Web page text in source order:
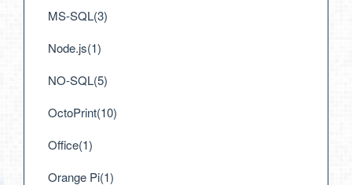
MS-SQL(3)
Node.js(1)
NO-SQL(5)
OctoPrint(10)
Office(1)
Orange Pi(1)